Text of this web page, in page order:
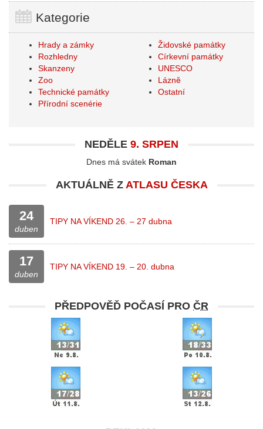
Kategorie
Hrady a zámky
Rozhledny
Skanzeny
Zoo
Technické památky
Přírodní scenérie
Židovské památky
Církevní památky
UNESCO
Lázně
Ostatní
NEDĚLE 9. SRPEN
Dnes má svátek Roman
AKTUÁLNĚ Z ATLASU ČESKA
24
duben
TIPY NA VÍKEND 26. – 27 dubna
17
duben
TIPY NA VÍKEND 19. – 20. dubna
PŘEDPOVĚĎ POČASÍ PRO ČR